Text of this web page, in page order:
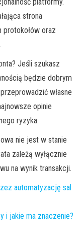
strona
protokołów oraz
Jeśli szukasz
będzie dobrym
własne
opinie
ryzyka.
nie jest w stanie
zależą wyłącznie
na wynik transakcji.
automatyzację sal
i jakie ma znaczenie?